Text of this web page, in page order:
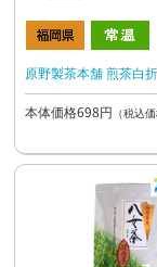
原野製茶本舗 煎茶白
本体価格698円 （税込